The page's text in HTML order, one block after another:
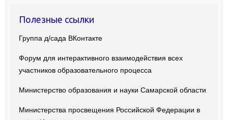
Полезные ссылки
Группа д/сада ВКонтакте
Форум для интерактивного взаимодействия всех
участников образовательного процесса
Министерство образования и науки Самарской области
Министерства просвещения Российской Федерации в